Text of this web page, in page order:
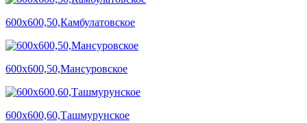
600х600,50,Камбулатовское
600х600,50,Мансуровское
600х600,60,Ташмурунское